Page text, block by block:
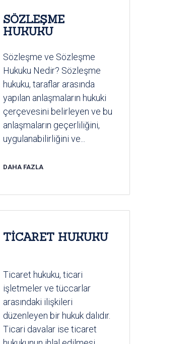
SÖZLEŞME
HUKUKU
Sözleşme ve Sözleşme
Hukuku Nedir? Sözleşme
hukuku, taraflar arasında
yapılan anlaşmaların hukuki
çerçevesini belirleyen ve bu
anlaşmaların geçerliliğini,
uygulanabilirliğini ve...
DAHA FAZLA
TİCARET HUKUKU
Ticaret hukuku, ticari
işletmeler ve tüccarlar
arasındaki ilişkileri
düzenleyen bir hukuk dalıdır.
Ticari davalar ise ticaret